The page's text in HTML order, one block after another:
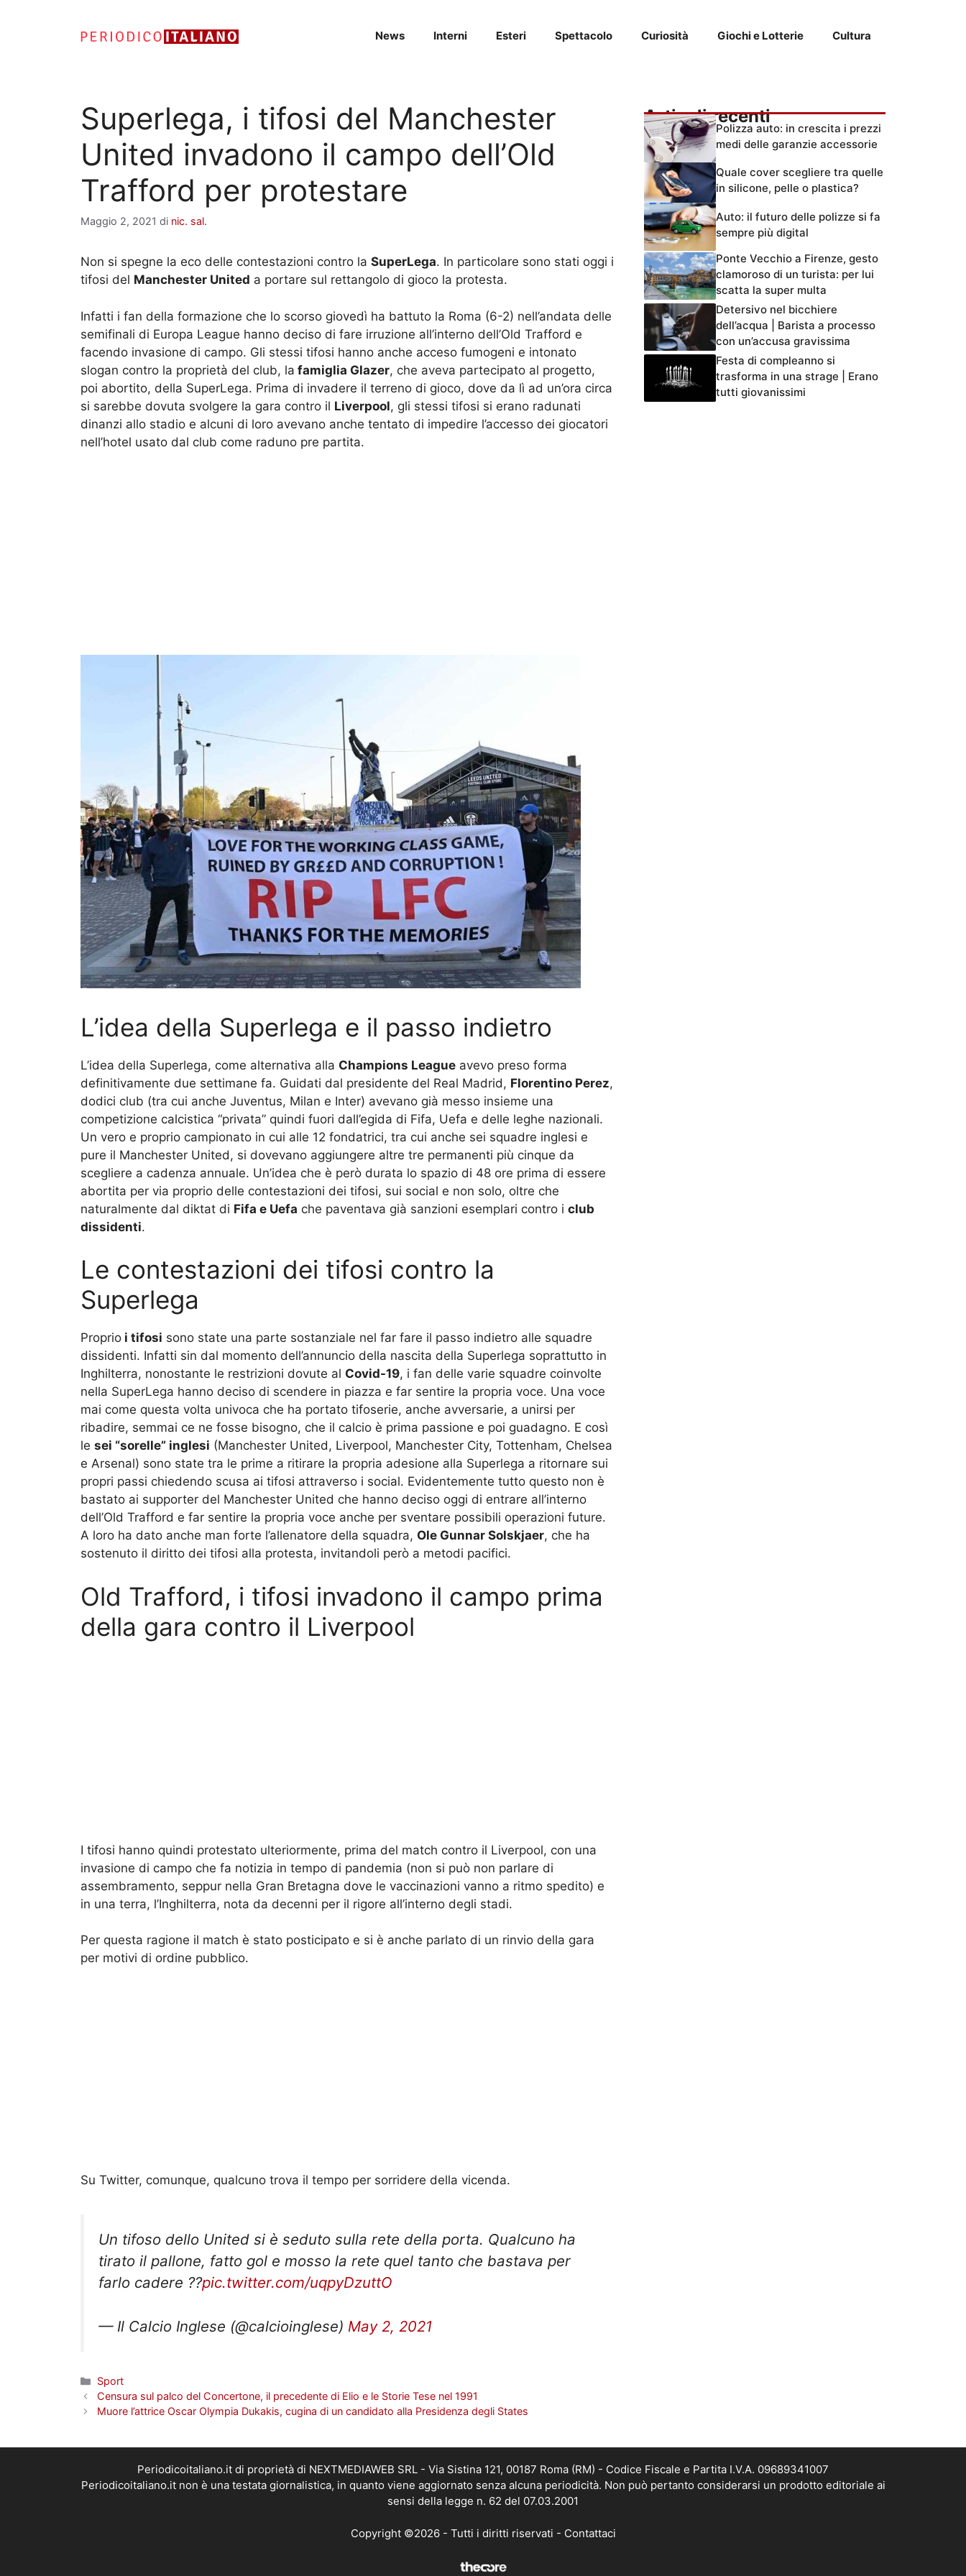
News Interni Esteri Spettacolo Curiosità Giochi e Lotterie Cultura
Superlega, i tifosi del Manchester
United invadono il campo dell’Old
Trafford per protestare
Maggio 2, 2021 di nic. sal.
Non si spegne la eco delle contestazioni contro la SuperLega. In particolare sono stati oggi i
tifosi del Manchester United a portare sul rettangolo di gioco la protesta.
Infatti i fan della formazione che lo scorso giovedì ha battuto la Roma (6-2) nell’andata delle
semifinali di Europa League hanno deciso di fare irruzione all’interno dell’Old Trafford e
facendo invasione di campo. Gli stessi tifosi hanno anche acceso fumogeni e intonato
slogan contro la proprietà del club, la famiglia Glazer, che aveva partecipato al progetto,
poi abortito, della SuperLega. Prima di invadere il terreno di gioco, dove da lì ad un’ora circa
si sarebbe dovuta svolgere la gara contro il Liverpool, gli stessi tifosi si erano radunati
dinanzi allo stadio e alcuni di loro avevano anche tentato di impedire l’accesso dei giocatori
nell’hotel usato dal club come raduno pre partita.
L’idea della Superlega e il passo indietro
L’idea della Superlega, come alternativa alla Champions League avevo preso forma
definitivamente due settimane fa. Guidati dal presidente del Real Madrid, Florentino Perez,
dodici club (tra cui anche Juventus, Milan e Inter) avevano già messo insieme una
competizione calcistica “privata” quindi fuori dall’egida di Fifa, Uefa e delle leghe nazionali.
Un vero e proprio campionato in cui alle 12 fondatrici, tra cui anche sei squadre inglesi e
pure il Manchester United, si dovevano aggiungere altre tre permanenti più cinque da
scegliere a cadenza annuale. Un’idea che è però durata lo spazio di 48 ore prima di essere
abortita per via proprio delle contestazioni dei tifosi, sui social e non solo, oltre che
naturalmente dal diktat di Fifa e Uefa che paventava già sanzioni esemplari contro i club
dissidenti.
Le contestazioni dei tifosi contro la
Superlega
Proprio i tifosi sono state una parte sostanziale nel far fare il passo indietro alle squadre
dissidenti. Infatti sin dal momento dell’annuncio della nascita della Superlega soprattutto in
Inghilterra, nonostante le restrizioni dovute al Covid-19, i fan delle varie squadre coinvolte
nella SuperLega hanno deciso di scendere in piazza e far sentire la propria voce. Una voce
mai come questa volta univoca che ha portato tifoserie, anche avversarie, a unirsi per
ribadire, semmai ce ne fosse bisogno, che il calcio è prima passione e poi guadagno. E così
le sei “sorelle” inglesi (Manchester United, Liverpool, Manchester City, Tottenham, Chelsea
e Arsenal) sono state tra le prime a ritirare la propria adesione alla Superlega a ritornare sui
propri passi chiedendo scusa ai tifosi attraverso i social. Evidentemente tutto questo non è
bastato ai supporter del Manchester United che hanno deciso oggi di entrare all’interno
dell’Old Trafford e far sentire la propria voce anche per sventare possibili operazioni future.
A loro ha dato anche man forte l’allenatore della squadra, Ole Gunnar Solskjaer, che ha
sostenuto il diritto dei tifosi alla protesta, invitandoli però a metodi pacifici.
Old Trafford, i tifosi invadono il campo prima
della gara contro il Liverpool
I tifosi hanno quindi protestato ulteriormente, prima del match contro il Liverpool, con una
invasione di campo che fa notizia in tempo di pandemia (non si può non parlare di
assembramento, seppur nella Gran Bretagna dove le vaccinazioni vanno a ritmo spedito) e
in una terra, l’Inghilterra, nota da decenni per il rigore all’interno degli stadi.
Per questa ragione il match è stato posticipato e si è anche parlato di un rinvio della gara
per motivi di ordine pubblico.
Su Twitter, comunque, qualcuno trova il tempo per sorridere della vicenda.
Un tifoso dello United si è seduto sulla rete della porta. Qualcuno ha
tirato il pallone, fatto gol e mosso la rete quel tanto che bastava per
farlo cadere ??pic.twitter.com/uqpyDzuttO
— Il Calcio Inglese (@calcioinglese) May 2, 2021
Sport
Censura sul palco del Concertone, il precedente di Elio e le Storie Tese nel 1991
Muore l’attrice Oscar Olympia Dukakis, cugina di un candidato alla Presidenza degli States
Articoli recenti
Polizza auto: in crescita i prezzi
medi delle garanzie accessorie
Quale cover scegliere tra quelle
in silicone, pelle o plastica?
Auto: il futuro delle polizze si fa
sempre più digital
Ponte Vecchio a Firenze, gesto
clamoroso di un turista: per lui
scatta la super multa
Detersivo nel bicchiere
dell’acqua | Barista a processo
con un’accusa gravissima
Festa di compleanno si
trasforma in una strage | Erano
tutti giovanissimi
Periodicoitaliano.it di proprietà di NEXTMEDIAWEB SRL - Via Sistina 121, 00187 Roma (RM) - Codice Fiscale e Partita I.V.A. 09689341007
Periodicoitaliano.it non è una testata giornalistica, in quanto viene aggiornato senza alcuna periodicità. Non può pertanto considerarsi un prodotto editoriale ai
sensi della legge n. 62 del 07.03.2001
Copyright ©2026 - Tutti i diritti riservati - Contattaci